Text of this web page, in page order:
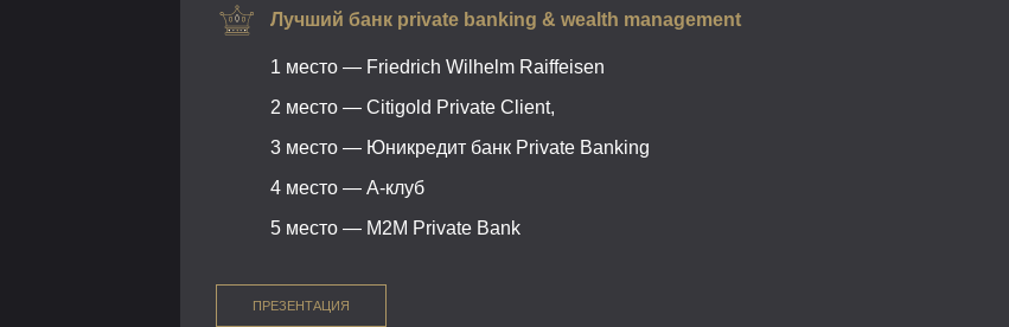
Лучший банк private banking & wealth management
1 место — Friedrich Wilhelm Raiffeisen
2 место — Citigold Private Client,
3 место — Юникредит банк Private Banking
4 место — А-клуб
5 место — М2М Private Bank
ПРЕЗЕНТАЦИЯ